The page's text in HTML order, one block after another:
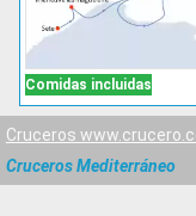
Comidas incluidas
Cruceros
Cruceros Mediterráneo